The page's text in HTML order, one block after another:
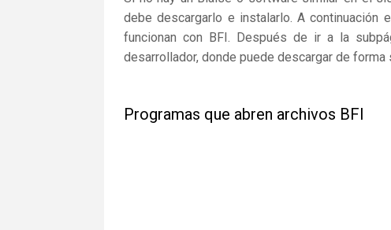
debe descargarlo e instalarlo. A continuación
funcionan con BFI. Después de ir a la
desarrollador, donde puede descargar de
Programas que abren archivos BFI